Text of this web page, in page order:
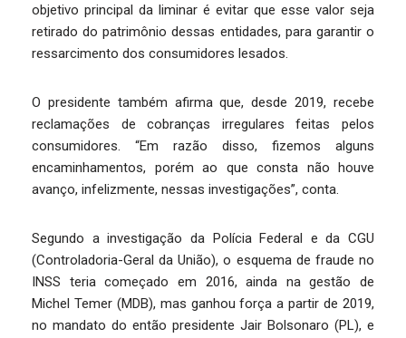
objetivo principal da liminar é evitar que esse valor seja
retirado do patrimônio dessas entidades, para garantir o
ressarcimento dos consumidores lesados.
O presidente também afirma que, desde 2019, recebe
reclamações de cobranças irregulares feitas pelos
consumidores. “Em razão disso, fizemos alguns
encaminhamentos, porém ao que consta não houve
avanço, infelizmente, nessas investigações”, conta.
Segundo a investigação da Polícia Federal e da CGU
(Controladoria-Geral da União), o esquema de fraude no
INSS teria começado em 2016, ainda na gestão de
Michel Temer (MDB), mas ganhou força a partir de 2019,
no mandato do então presidente Jair Bolsonaro (PL), e